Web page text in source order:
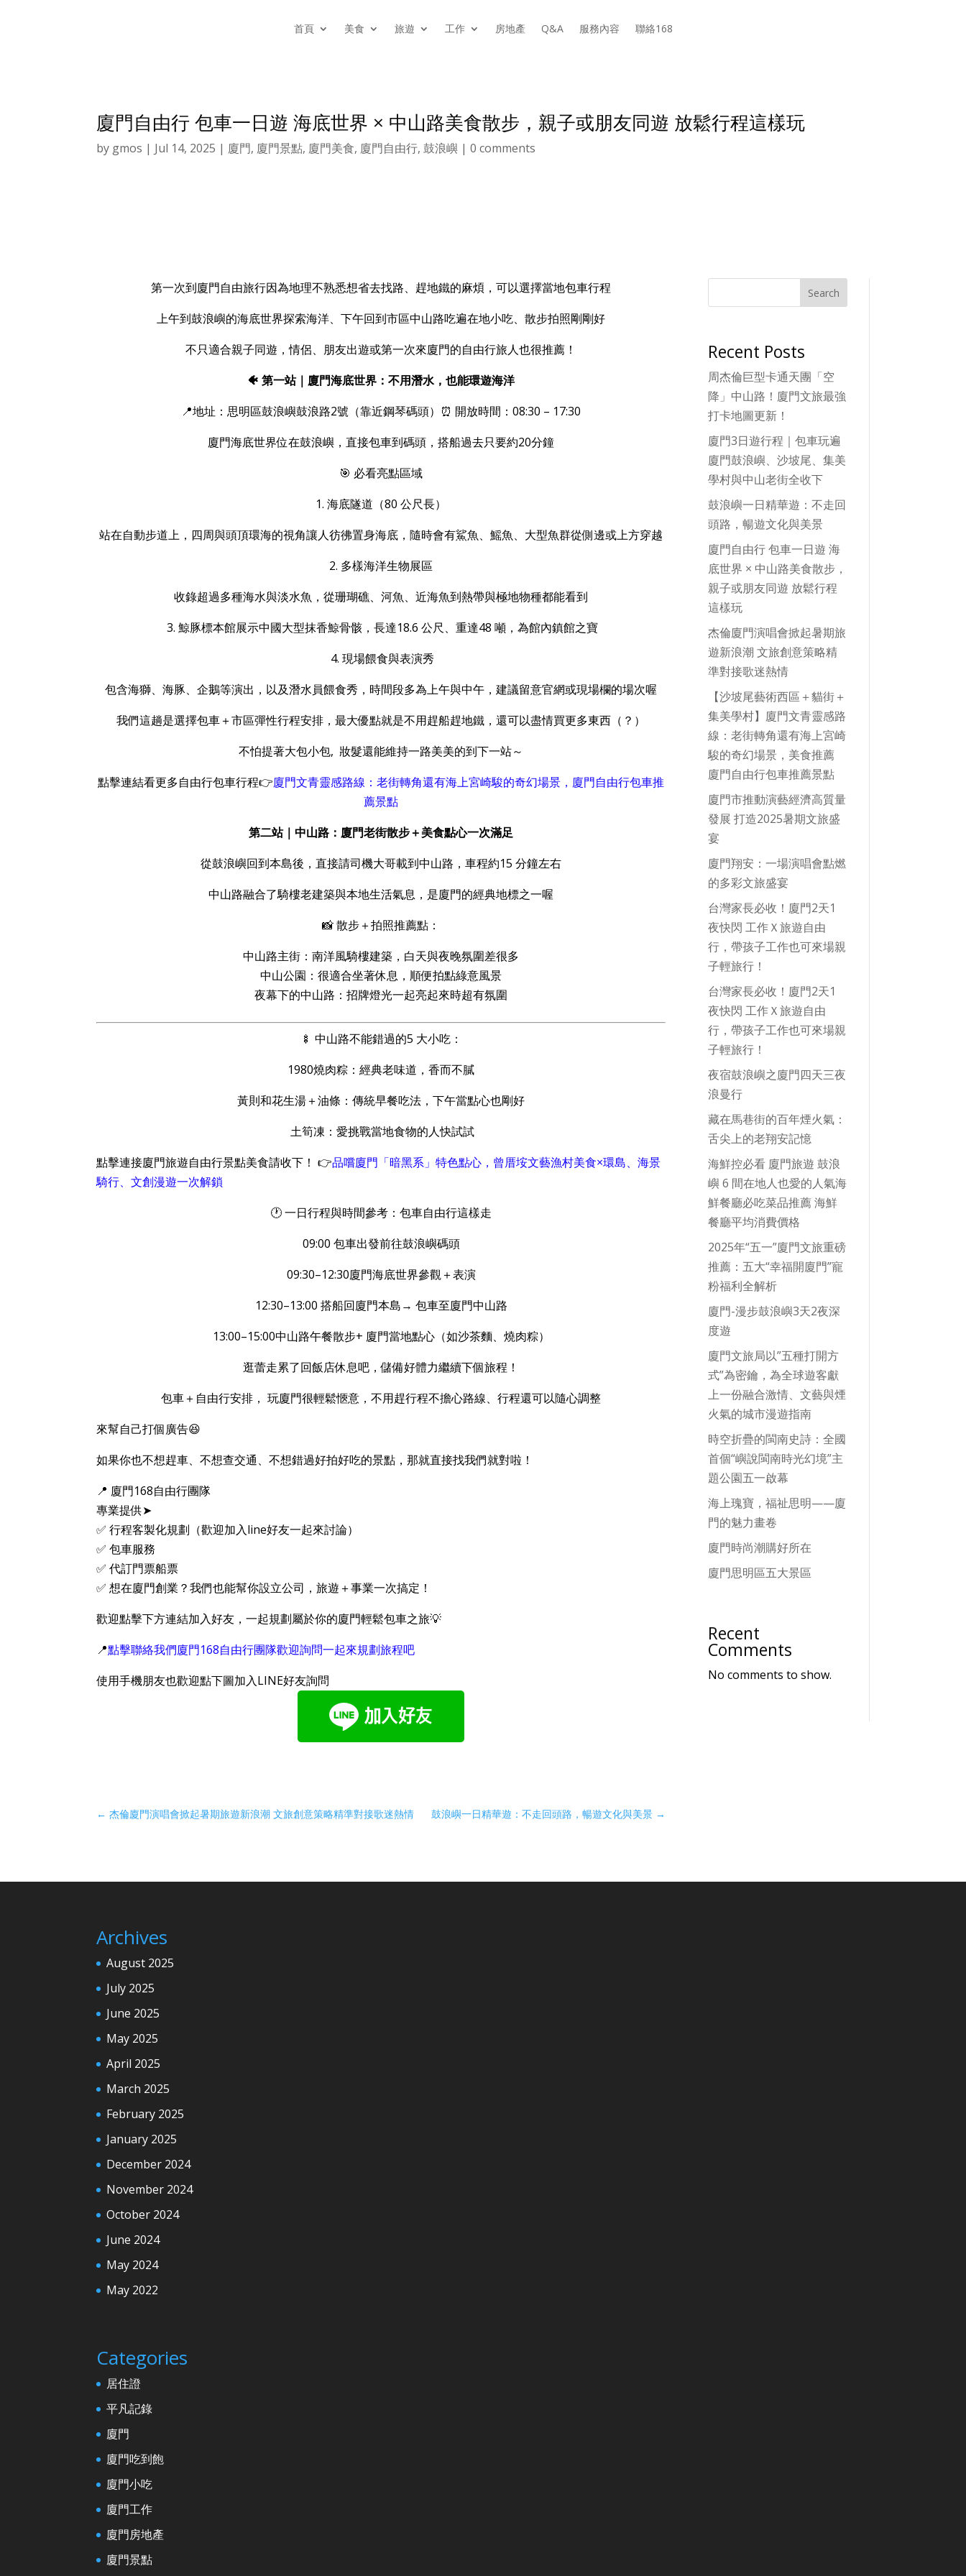
首頁 美食 旅遊 工作 房地產 Q&A 服務內容 聯絡168
廈門自由行 包車一日遊 海底世界 × 中山路美食散步，親子或朋友同遊 放鬆行程這樣玩
by gmos | Jul 14, 2025 | 廈門, 廈門景點, 廈門美食, 廈門自由行,鼓浪嶼 |0 comments
第一次到廈門自由旅行因為地理不熟悉想省去找路、趕地鐵的麻煩，可以選擇當地包車行程
上午到鼓浪嶼的海底世界探索海洋、下午回到市區中山路吃遍在地小吃、散步拍照剛剛好
不只適合親子同遊，情侶、朋友出遊或第一次來廈門的自由行旅人也很推薦！
🐠 第一站｜廈門海底世界：不用潛水，也能環遊海洋
📍地址：思明區鼓浪嶼鼓浪路2號（靠近鋼琴碼頭） ⏰ 開放時間：08:30 – 17:30
廈門海底世界位在鼓浪嶼，直接包車到碼頭，搭船過去只要約20分鐘
🎯 必看亮點區域
1. 海底隧道（80 公尺長）
站在自動步道上，四周與頭頂環海的視角讓人彷彿置身海底，隨時會有鯊魚、鰩魚、大型魚群從側邊或上方穿越
2. 多樣海洋生物展區
收錄超過多種海水與淡水魚，從珊瑚礁、河魚、近海魚到熱帶與極地物種都能看到
3. 鯨豚標本館展示中國大型抹香鯨骨骸，長達18.6 公尺、重達48 噸，為館內鎮館之寶
4. 現場餵食與表演秀
包含海獅、海豚、企鵝等演出，以及潛水員餵食秀，時間段多為上午與中午，建議留意官網或現場欄的場次喔
我們這趟是選擇包車＋市區彈性行程安排，最大優點就是不用趕船趕地鐵，還可以盡情買更多東西（？）
不怕提著大包小包,妝髮還能維持一路美美的到下一站～
點擊連結看更多自由行包車行程👉廈門文青靈感路線：老街轉角還有海上宮崎駿的奇幻場景，廈門自由行包車推
薦景點
第二站｜中山路：廈門老街散步＋美食點心一次滿足
從鼓浪嶼回到本島後，直接請司機大哥載到中山路，車程約15 分鐘左右
中山路融合了騎樓老建築與本地生活氣息，是廈門的經典地標之一喔
📸 散步＋拍照推薦點：
中山路主街：南洋風騎樓建築，白天與夜晚氛圍差很多
中山公園：很適合坐著休息，順便拍點綠意風景
夜幕下的中山路：招牌燈光一起亮起來時超有氛圍
🍢 中山路不能錯過的5 大小吃：
1980燒肉粽：經典老味道，香而不膩
黃則和花生湯＋油條：傳統早餐吃法，下午當點心也剛好
土筍凍：愛挑戰當地食物的人快試試
點擊連接廈門旅遊自由行景點美食請收下！ 👉品嚐廈門「暗黑系」特色點心，曾厝垵文藝漁村美食×環島、海景
騎行、文創漫遊一次解鎖
🕐 一日行程與時間參考：包車自由行這樣走
09:00 包車出發前往鼓浪嶼碼頭
09:30–12:30廈門海底世界參觀＋表演
12:30–13:00 搭船回廈門本島→ 包車至廈門中山路
13:00–15:00中山路午餐散步+ 廈門當地點心（如沙茶麵、燒肉粽）
逛蕾走累了回飯店休息吧，儲備好體力繼續下個旅程！
包車＋自由行安排， 玩廈門很輕鬆愜意，不用趕行程不擔心路線、行程還可以隨心調整
來幫自己打個廣告😆
如果你也不想趕車、不想查交通、不想錯過好拍好吃的景點，那就直接找我們就對啦！
📍 廈門168自由行團隊
專業提供➤
✅ 行程客製化規劃（歡迎加入line好友一起來討論）
✅ 包車服務
✅ 代訂門票船票
✅ 想在廈門創業？我們也能幫你設立公司，旅遊＋事業一次搞定！
歡迎點擊下方連結加入好友，一起規劃屬於你的廈門輕鬆包車之旅💡
📍點擊聯絡我們廈門168自由行團隊歡迎詢問一起來規劃旅程吧
使用手機朋友也歡迎點下圖加入LINE好友詢問
←杰倫廈門演唱會掀起暑期旅遊新浪潮 文旅創意策略精準對接歌迷熱情 鼓浪嶼一日精華遊：不走回頭路，暢遊文化與美景 →
Search
Recent Posts
周杰倫巨型卡通天團「空
降」中山路！廈門文旅最強
打卡地圖更新！
廈門3日遊行程｜包車玩遍
廈門鼓浪嶼、沙坡尾、集美
學村與中山老街全收下
鼓浪嶼一日精華遊：不走回
頭路，暢遊文化與美景
廈門自由行 包車一日遊 海
底世界 × 中山路美食散步，
親子或朋友同遊 放鬆行程
這樣玩
杰倫廈門演唱會掀起暑期旅
遊新浪潮 文旅創意策略精
準對接歌迷熱情
【沙坡尾藝術西區＋貓街＋
集美學村】廈門文青靈感路
線：老街轉角還有海上宮崎
駿的奇幻場景，美食推薦
廈門自由行包車推薦景點
廈門市推動演藝經濟高質量
發展 打造2025暑期文旅盛
宴
廈門翔安：一場演唱會點燃
的多彩文旅盛宴
台灣家長必收！廈門2天1
夜快閃 工作Ｘ旅遊自由
行，帶孩子工作也可來場親
子輕旅行！
台灣家長必收！廈門2天1
夜快閃 工作Ｘ旅遊自由
行，帶孩子工作也可來場親
子輕旅行！
夜宿鼓浪嶼之廈門四天三夜
浪曼行
藏在馬巷街的百年煙火氣：
舌尖上的老翔安記憶
海鮮控必看 廈門旅遊 鼓浪
嶼 6 間在地人也愛的人氣海
鮮餐廳必吃菜品推薦 海鮮
餐廳平均消費價格
2025年“五一”廈門文旅重磅
推薦：五大“幸福開廈門”寵
粉福利全解析
廈門-漫步鼓浪嶼3天2夜深
度遊
廈門文旅局以”五種打開方
式”為密鑰，為全球遊客獻
上一份融合激情、文藝與煙
火氣的城市漫遊指南
時空折疊的閩南史詩：全國
首個“嶼說閩南時光幻境”主
題公園五一啟幕
海上瑰寶，福祉思明——廈
門的魅力畫卷
廈門時尚潮購好所在
廈門思明區五大景區
Recent
Comments
No comments to show.
Archives
August 2025
July 2025
June 2025
May 2025
April 2025
March 2025
February 2025
January 2025
December 2024
November 2024
October 2024
June 2024
May 2024
May 2022
Categories
居住證
平凡記錄
廈門
廈門吃到飽
廈門小吃
廈門工作
廈門房地產
廈門景點